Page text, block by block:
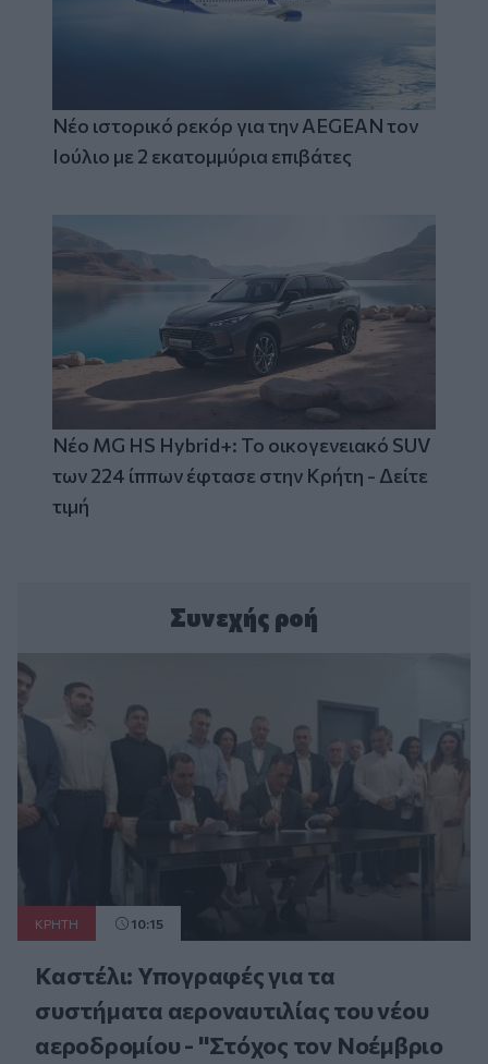
Νέο ιστορικό ρεκόρ για την AEGEAN τον
Ιούλιο με 2 εκατομμύρια επιβάτες
Νέο MG HS Hybrid+: Το οικογενειακό SUV
των 224 ίππων έφτασε στην Κρήτη - Δείτε
τιμή
Συνεχής ροή
ΚΡΗΤΗ 10:15
Καστέλι: Υπογραφές για τα
συστήματα αεροναυτιλίας του νέου
αεροδρομίου - "Στόχος τον Νοέμβριο